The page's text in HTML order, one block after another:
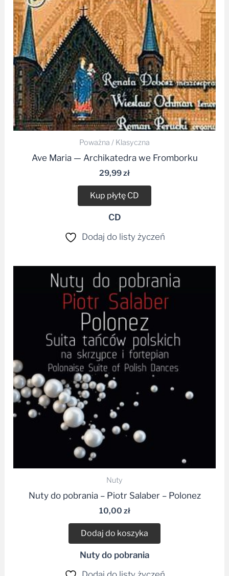
Poważna / Klasyczna
Ave Maria — Archikatedra we Fromborku
29,99zł
Kup płytę CD
CD
Dodaj do listy życzeń
Nuty
Nuty do pobrania – Piotr Salaber – Polonez
10,00 zł
Dodaj do koszyka
Nuty do pobrania